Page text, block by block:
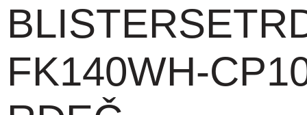
FK140WH-